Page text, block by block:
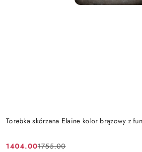
Torebka skórzana Elaine kolor brązowy z
1404.001755.00